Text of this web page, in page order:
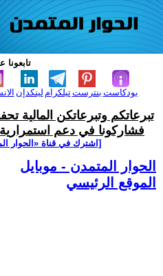
تابعونا
لينكدإن تيلكرامبنترست بودكاست
تبرعاتكم وتبرعاتكن المالية
فشاركونا في دعم استمرارية
[اشترك في قناة ‫«الحوار
الحوار المتمدن - موبايل
الموقع الرئيسي